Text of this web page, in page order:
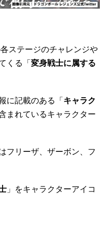
ステージのチャレンジや
くる「 変身戦士に属する
に記載のある「 キャラク
まれているキャラクター
フリーザ、ザーボン、フ
」をキャラクターアイコ